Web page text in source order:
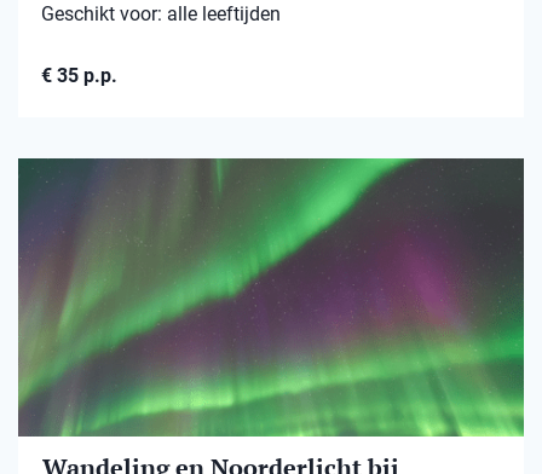
Geschikt voor: alle leeftijden
€ 35 p.p.
Wandeling en Noorderlicht bij